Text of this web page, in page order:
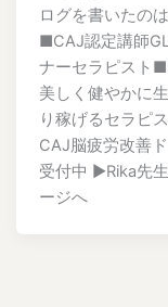
ログを書いたの
■CAJ認定講師
ナーセラピスト
美しく健やかに
り稼げるセラピ
CAJ脳疲労改善
受付中 ▶︎Rika先
ージへ